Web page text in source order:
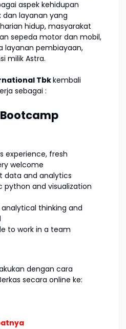
aspek kehidupan
dan layanan yang
hidup, masyarakat
sepeda motor dan mobil,
layanan pembiayaan,
milik Astra.
Tbkkembali
sebagai :
experience, fresh
welcome
data and analytics
python and visualization
thinking and
to work in a team
dengan cara
secara online ke: